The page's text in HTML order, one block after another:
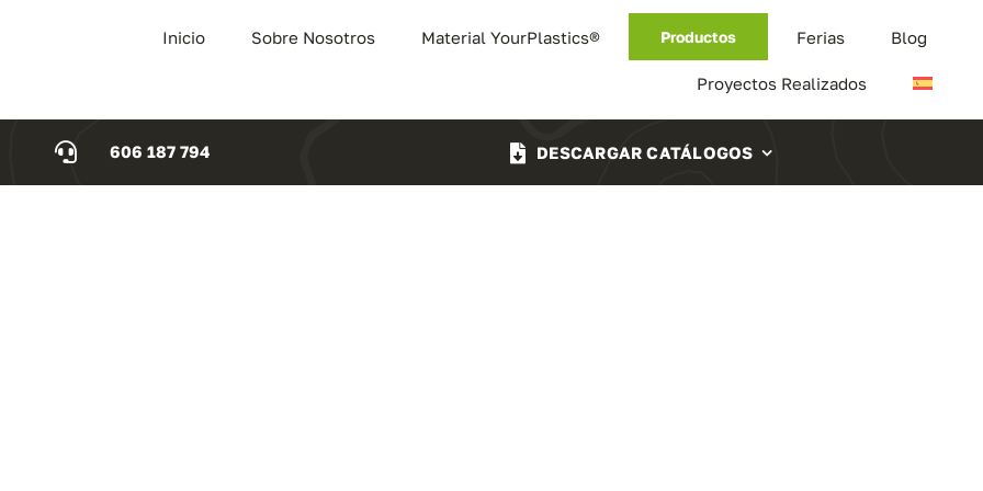
Inicio Sobre Nosotros Material YourPlastics® Productos Ferias Blog
Proyectos Realizados
606 187 794 DESCARGAR CATÁLOGOS